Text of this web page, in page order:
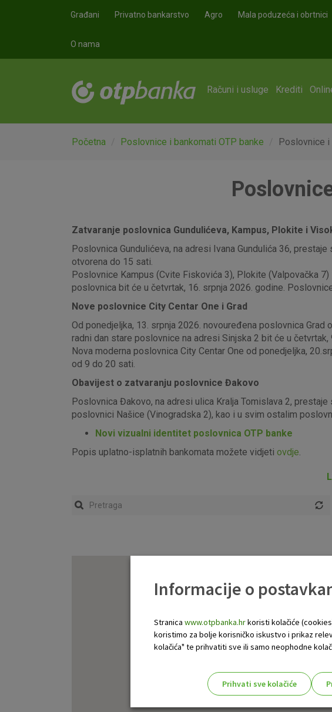
Građani Privatno bankarstvo Agro Mala poduzeća i obrtnici
O nama
Računi i usluge Krediti
Početna Poslovnice i bankomati OTP banke Poslovnice i
Zatvaranje poslovnica Gundulićeva, Kampus, Plokite i
Poslovnica Gundulićeva, na adresi Ivana Gundulića 36,
otvorena do 15 sati.
Poslovnice Kampus (Cvite Fiskovića 3), Plokite (Valpovačka
poslovnica bit će u četvrtak, 16. srpnja 2026. godine.
Nove poslovnice City Centar One i Grad
Od ponedjeljka, 13. srpnja 2026. novouređena poslovnica
radni dan stare poslovnice na adresi Sinjska 2 bit će u
Nova moderna poslovnica City Centar One od ponedjeljka,
od 9 do 20 sati.
Obavijest o zatvaranju poslovnice Đakovo
Poslovnica Đakovo, na adresi ulica Kralja Tomislava 2,
poslovnici Našice (Vinogradska 2), kao i u svim ostalim
Novi vizualni identitet poslovnica OTP banke
Popis uplatno-isplatnih bankomata možete vidjeti ovdje.
Informacije o
Stranica www.otpbanka.hrkoristi kolačiće
koristimo za bolje korisničko iskustvo i prikaz
kolačića" te prihvatiti sve ili samo neophodne
Prihvati sve kolačiće